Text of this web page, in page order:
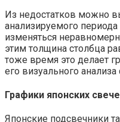
Из недостатков можно
анализируемого
изменяться
этим толщина столбца
тоже время это делает
его визуального
Графики японских
Японские подсвечники